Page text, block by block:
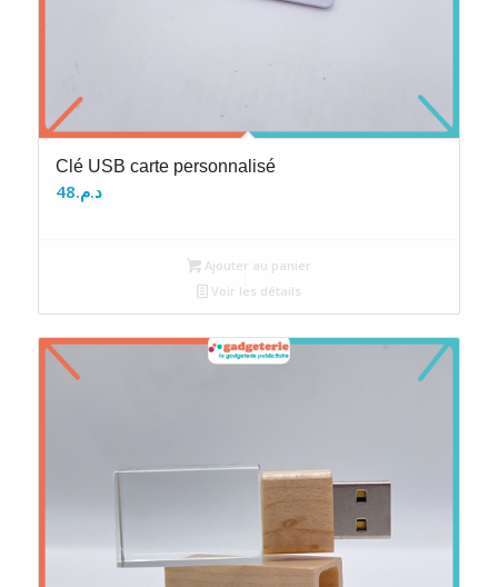
Clé USB carte personnalisé
د.م.48
Ajouter au panier
Voir les détails